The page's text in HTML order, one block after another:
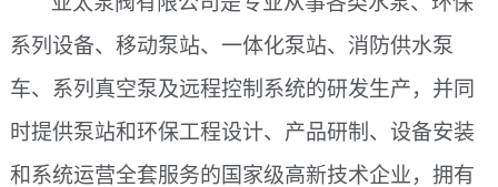
系列设备、移动泵站、一体化泵站、消防供水泵
车、系列真空泵及远程控制系统的研发生产，并同
时提供泵站和环保工程设计、产品研制、设备安装
和系统运营全套服务的国家级高新技术企业，拥有